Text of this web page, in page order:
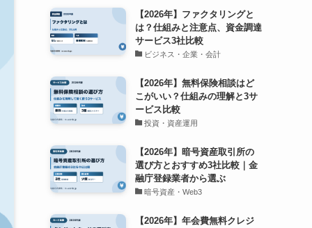
【2026年】ファクタリングと
は？仕組みと注意点、資金調達
サービス3社比較
ビジネス・企業・会計
【2026年】無料保険相談はど
こがいい？仕組みの理解と3サ
ービス比較
投資・資産運用
【2026年】暗号資産取引所の
選び方とおすすめ3社比較｜金
融庁登録業者から選ぶ
暗号資産・Web3
【2026年】年会費無料クレジ